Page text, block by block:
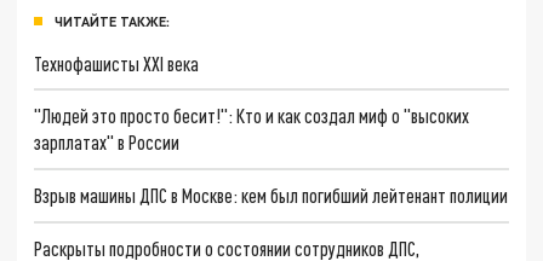
ЧИТАЙТЕ ТАКЖЕ:
Технофашисты XXI века
"Людей это просто бесит!": Кто и как создал миф о "высоких
зарплатах" в России
Взрыв машины ДПС в Москве: кем был погибший лейтенант полиции
Раскрыты подробности о состоянии сотрудников ДПС,